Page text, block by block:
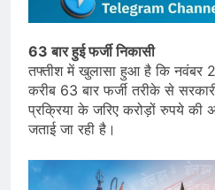
63 बार हुई फर्जी निकासी
तफ्तीश में खुलासा हुआ है कि नवंबर
करीब 63 बार फर्जी तरीके से
प्रक्रिया के जरिए करोड़ों रुपये की
जताई जा रही है।